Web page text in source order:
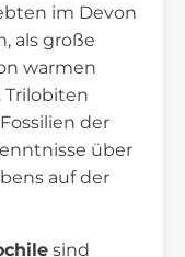
im Devon
als große
warmen
Trilobiten
der
über
auf der
sind